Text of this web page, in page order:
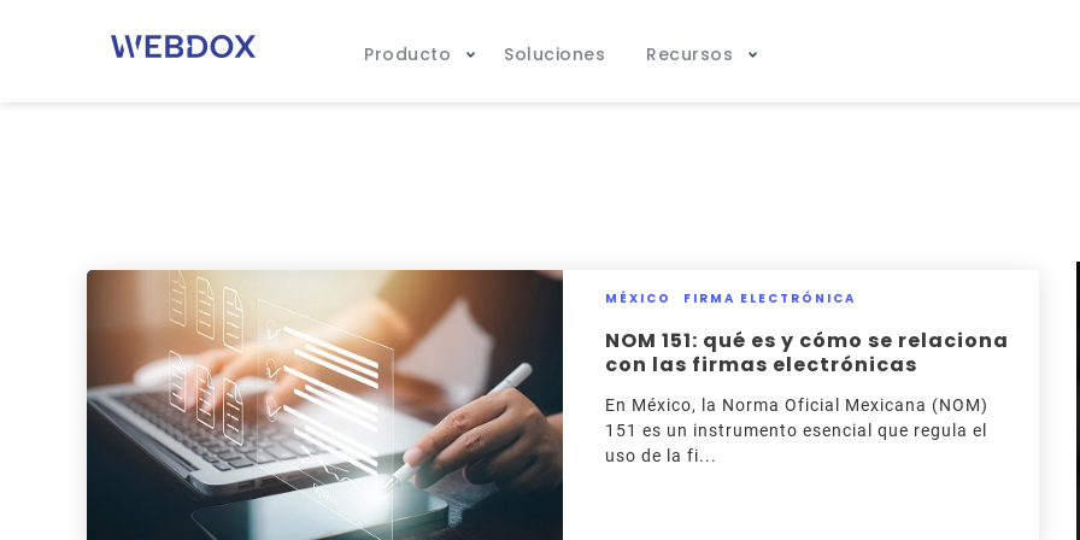
Producto Soluciones Recursos
MÉXICO FIRMA ELECTRÓNICA
NOM 151: qué es y cómo se relaciona
con las firmas electrónicas
En México, la Norma Oficial Mexicana (NOM)
151 es un instrumento esencial que regula el
uso de la fi...